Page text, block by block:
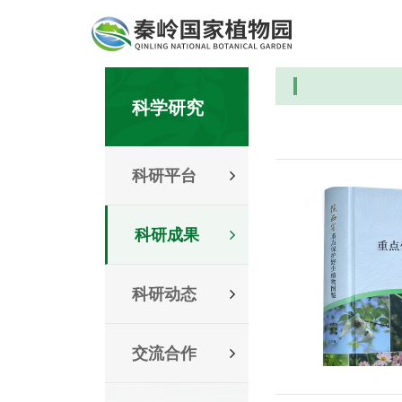
科学研究
科研平台
科研成果
科研动态
交流合作